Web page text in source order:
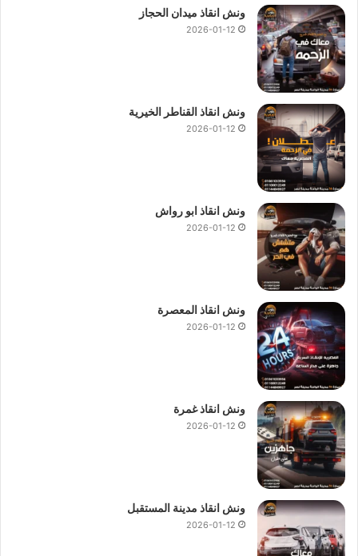
ونش انقاذ ميدان الحجاز
2026-01-12
ونش انقاذ القناطر الخيرية
2026-01-12
ونش انقاذ ابو رواش
2026-01-12
ونش انقاذ المعصرة
2026-01-12
ونش انقاذ غمرة
2026-01-12
ونش انقاذ مدينة المستقبل
2026-01-12